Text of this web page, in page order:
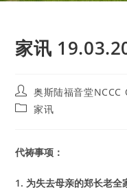
家讯
Post
author:
奥斯陆福音堂NCCC
Post家讯
代祷事项：
1. 为失去母亲的郑长老全